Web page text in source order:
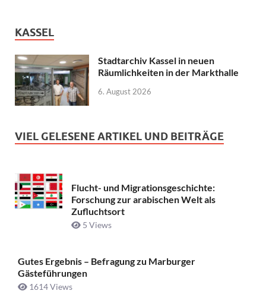
KASSEL
Stadtarchiv Kassel in neuen
Räumlichkeiten in der Markthalle
6. August 2026
VIEL GELESENE ARTIKEL UND BEITRÄGE
Flucht- und Migrationsgeschichte:
Forschung zur arabischen Welt als
Zufluchtsort
5 Views
Gutes Ergebnis – Befragung zu Marburger
Gästeführungen
1614 Views